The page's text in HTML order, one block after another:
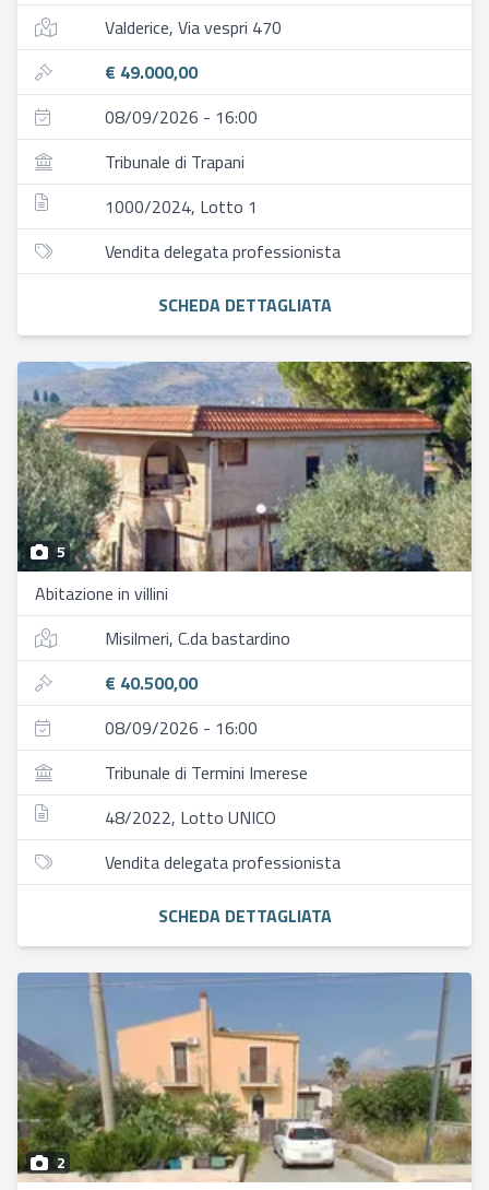
Valderice, Via vespri 470
€ 49.000,00
08/09/2026 - 16:00
Tribunale di Trapani
1000/2024, Lotto 1
Vendita delegata professionista
SCHEDA DETTAGLIATA
5
Abitazione in villini
Misilmeri, C.da bastardino
€ 40.500,00
08/09/2026 - 16:00
Tribunale di Termini Imerese
48/2022, Lotto UNICO
Vendita delegata professionista
SCHEDA DETTAGLIATA
2